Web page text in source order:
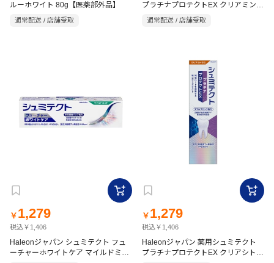
ルーホワイト 80g【医薬部外品】
通常配送 / 店舗受取
プラチナプロテクトEX クリアミント
90g【医薬部外品】
通常配送 / 店舗受取
￥ 1,279
税込￥1,406
Haleonジャパン シュミテクト フュ
ーチャーホワイトケア マイルドミン
￥ 1,279
税込￥1,406
Haleonジャパン 薬用シュミテクト
プラチナプロテクトEX クリアシトラ